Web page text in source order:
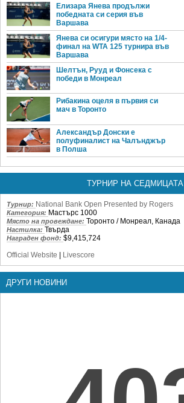
Елизара Янева продължи
победната си серия във
Варшава
Янева си осигури място на 1/4-
финал на WTA 125 турнира във
Варшава
Шелтън, Рууд и Фонсека с
победи в Монреал
Рибакина оцеля в първия си
мач в Торонто
Александър Донски е
полуфиналист на Чалънджър
в Полша
ТУРНИР НА СЕДМИЦАТА
Турнир: National Bank Open Presented by Rogers
Категория: Мастърс 1000
Място на провеждане: Торонто / Монреал, Канада
Настилка: Твърда
Награден фонд: $9,415,724
Official Website | Livescore
ДРУГИ НОВИНИ